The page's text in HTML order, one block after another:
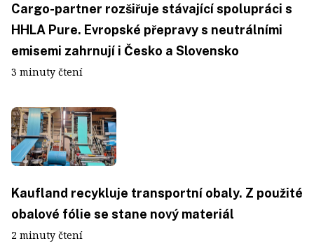
Cargo-partner rozšiřuje stávající spolupráci s
HHLA Pure. Evropské přepravy s neutrálními
emisemi zahrnují i Česko a Slovensko
3 minuty čtení
Kaufland recykluje transportní obaly. Z použité
obalové fólie se stane nový materiál
2 minuty čtení